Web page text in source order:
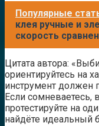
Популярные
клея ручные и
скорость
Цитата автора:
ориентируйтесь на
инструмент должен
Если сомневаетесь,
протестируйте на
найдёте идеальный